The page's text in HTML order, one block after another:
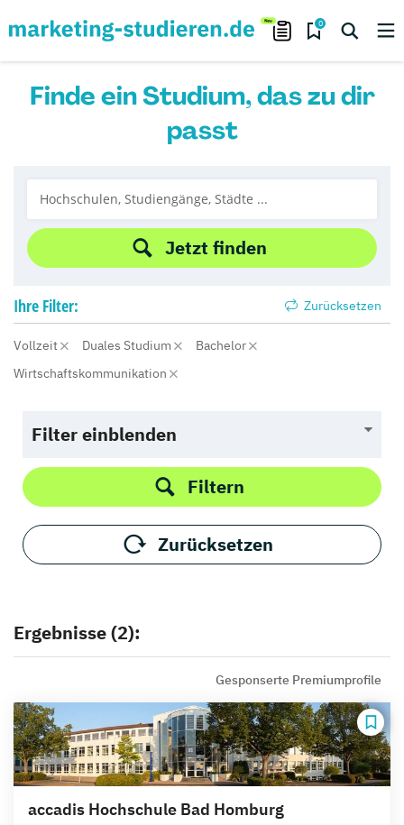
0
Finde ein Studium, das zu dir
passt
Jetzt finden
Ihre Filter: Zurücksetzen
Vollzeit Duales Studium
Bachelor
Wirtschaftskommunikation
Filter einblenden
Filtern
Zurücksetzen
Ergebnisse (2):
Gesponserte Premiumprofile
accadis Hochschule Bad Homburg